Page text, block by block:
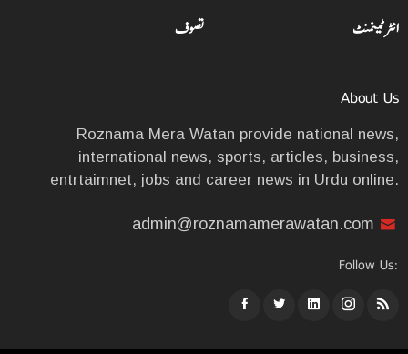
انٹرٹینمنٹ
تصوف
About Us
Roznama Mera Watan provide national news,
international news, sports, articles, business,
entrtaimnet, jobs and career news in Urdu online.
admin@roznamamerawatan.com
Follow Us: